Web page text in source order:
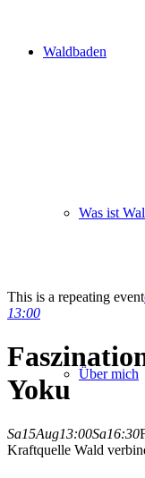
Waldbaden
Was ist
Über mich
This is a repeating event
13:00
Yoku
Sa15Aug13:00Sa16:30
Kraftquelle Wald